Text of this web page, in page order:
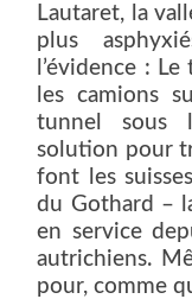
Lautaret, la
plus
l’évidence :
les camions
tunnel sous
solution pour
font les
du Gothard –
en service
autrichiens.
pour, comme